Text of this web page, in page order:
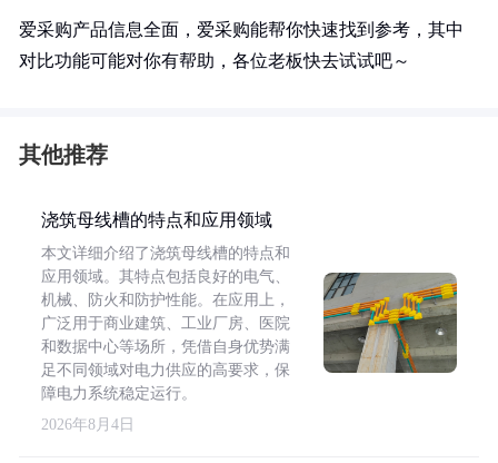
爱采购产品信息全面，爱采购能帮你快速找到参考，其中
对比功能可能对你有帮助，各位老板快去试试吧～
其他推荐
浇筑母线槽的特点和应用领域
本文详细介绍了浇筑母线槽的特点和
应用领域。其特点包括良好的电气、
机械、防火和防护性能。在应用上，
广泛用于商业建筑、工业厂房、医院
和数据中心等场所，凭借自身优势满
足不同领域对电力供应的高要求，保
障电力系统稳定运行。
2026年8月4日